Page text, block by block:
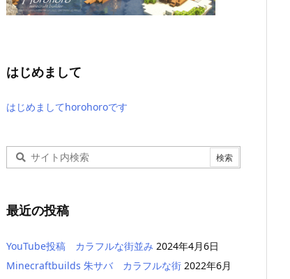
はじめまして
はじめましてhorohoroです
最近の投稿
YouTube投稿 カラフルな街並み 2024年4月6日
Minecraftbuilds 朱サバ カラフルな街 2022年6月